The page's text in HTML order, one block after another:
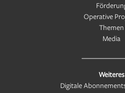
Operative
Themen
Media
Weiteres
Digitale